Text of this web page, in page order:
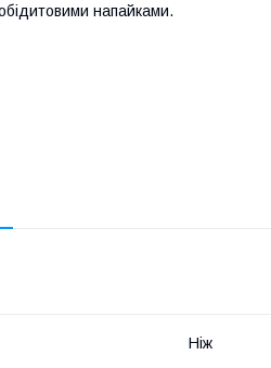
напайками.
Ніж